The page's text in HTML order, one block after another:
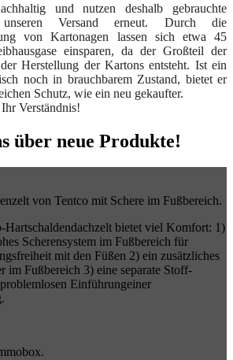
und nutzen deshalb gebrauchte
Versand erneut. Durch die
von Kartonagen lassen sich etwa 45
einsparen, da der Großteil der
Herstellung der Kartons entsteht. Ist ein
noch in brauchbarem Zustand, bietet er
Schutz, wie ein neu gekaufter.
Verständnis!
über neue Produkte!
von Tentco mit Schere im Fußbereich.
Hartschaldendachzelt bietet viel Komfort: 1)
Scherensystem im Fußbereich für
mit den Füßen 2) ein zusätzliches
im Fußbereich 3) eine separate Stoff-
Einführungeiner